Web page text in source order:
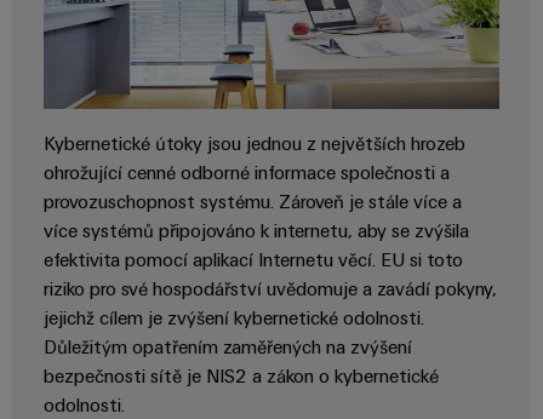
výrobky
systémy
skladování
energie
(ESS)
Větrná
energie
Provozní
dokonalost
v
oblasti
větrné
energie
Vodík
Služby
oblasti
konektorů
PCB
Výrobce
originálního
vybavení
(OEM)
průmyslové
použití
Vzdálený
přístup
Platforma
průmyslových
služeb
easyConnect
Pracoviště
Kybernetické útoky jsou jednou z největších hrozeb
ohrožující cenné odborné informace společnosti a
provozuschopnost systému. Zároveň je stále více a
více systémů připojováno k internetu, aby se zvýšila
efektivita pomocí aplikací Internetu věcí. EU si toto
riziko pro své hospodářství uvědomuje a zavádí pokyny,
jejichž cílem je zvýšení kybernetické odolnosti.
Důležitým opatřením zaměřených na zvýšení
bezpečnosti sítě je NIS2 a zákon o kybernetické
odolnosti.